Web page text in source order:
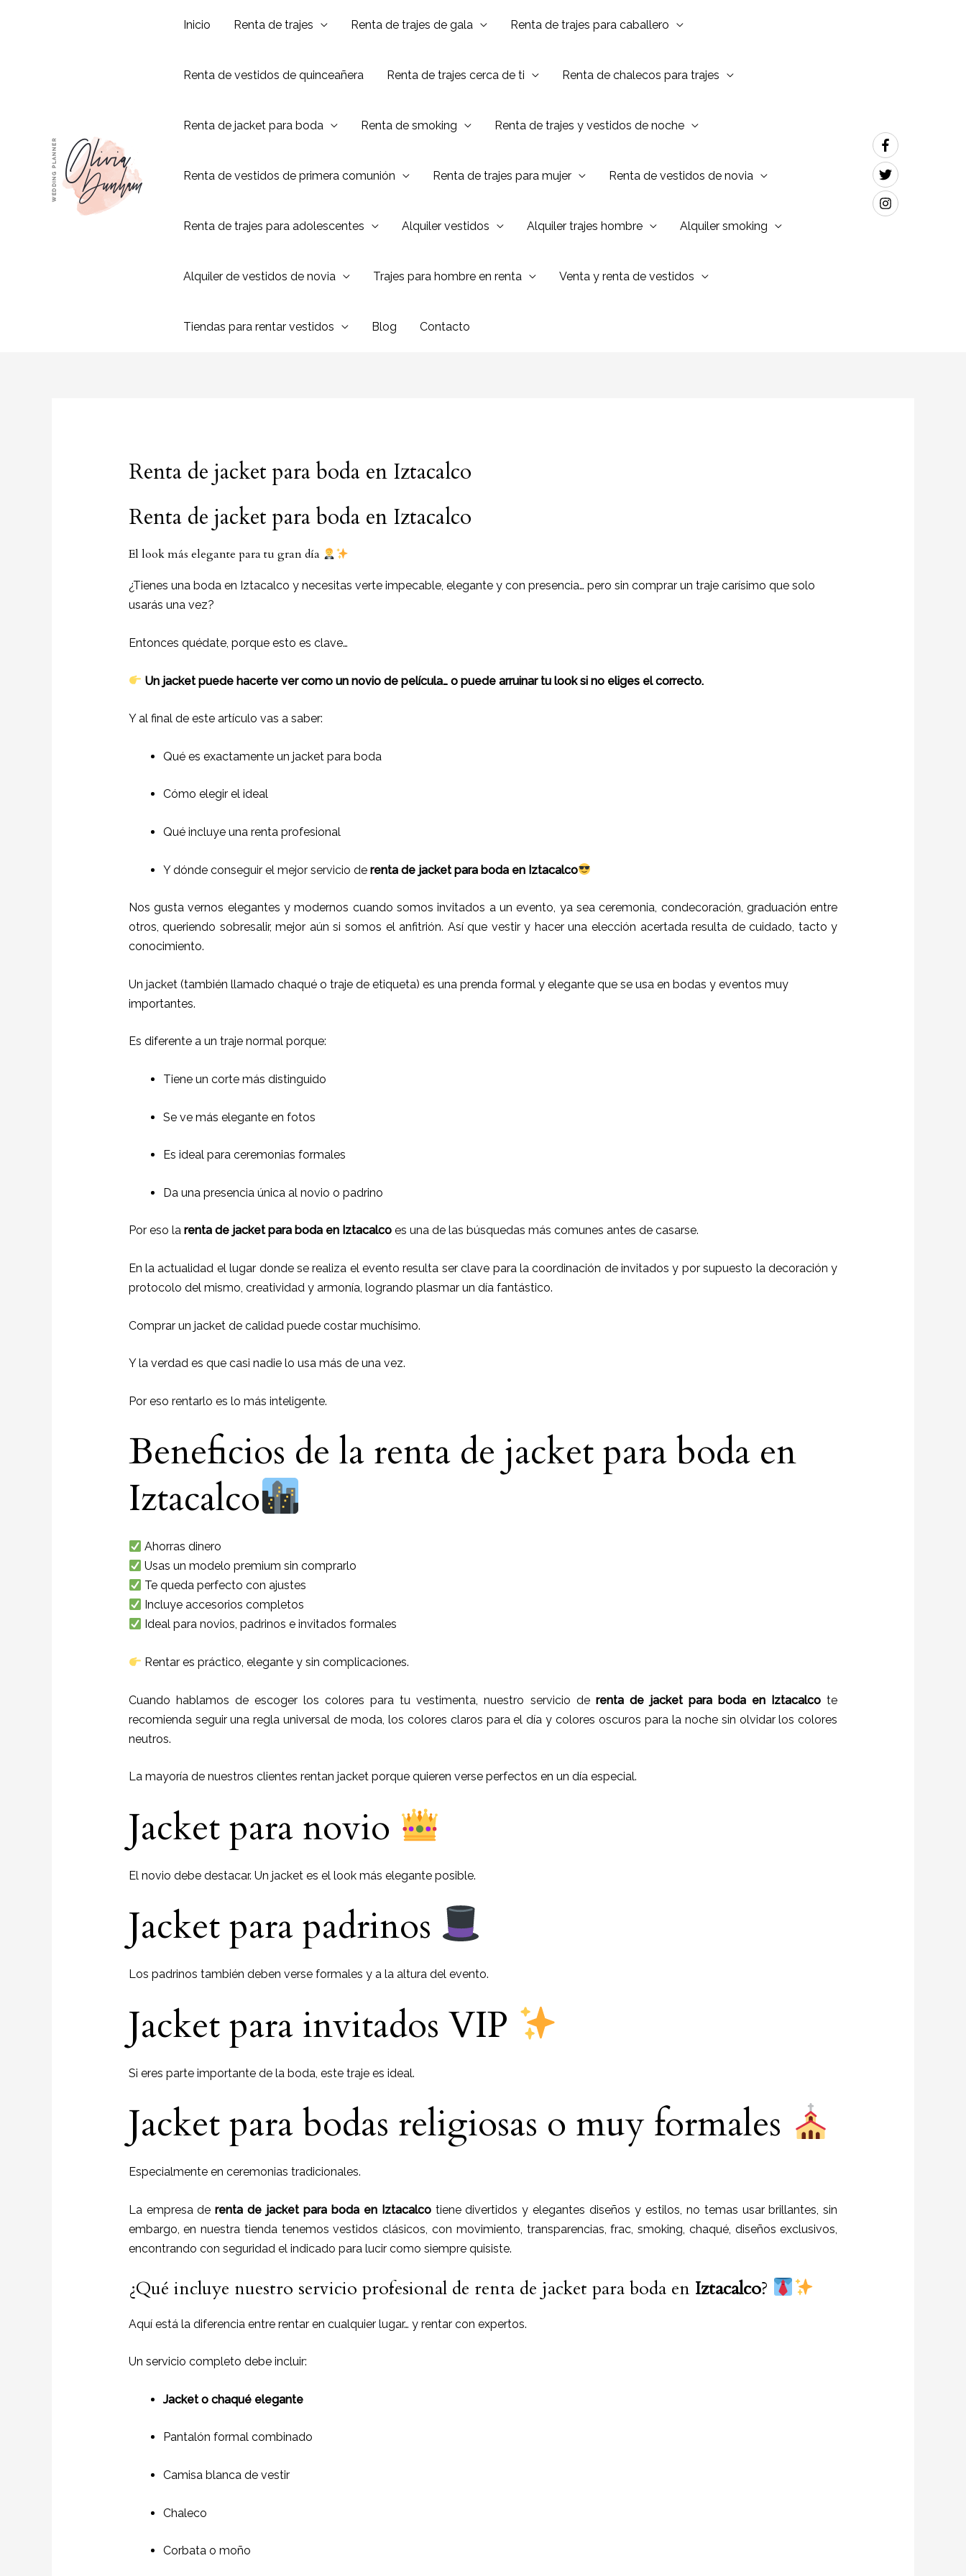
Inicio Renta de trajes Renta de trajes de gala Renta de trajes para caballero
Renta de vestidos de quinceañera Renta de trajes cerca de ti Renta de chalecos para trajes
Renta de jacket para boda Renta de smoking Renta de trajes y vestidos de noche
Renta de vestidos de primera comunión Renta de trajes para mujer Renta de vestidos de novia
Renta de trajes para adolescentes Alquiler vestidos Alquiler trajes hombre Alquiler smoking
Alquiler de vestidos de novia Trajes para hombre en renta Venta y renta de vestidos
Tiendas para rentar vestidos Blog Contacto
Renta de jacket para boda en Iztacalco
Renta de jacket para boda en Iztacalco
El look más elegante para tu gran día
¿Tienes una boda en Iztacalco y necesitas verte impecable, elegante y con presencia… pero sin comprar un traje carísimo que solo
usarás una vez?
Entonces quédate, porque esto es clave…
Un jacket puede hacerte ver como un novio de película… o puede arruinar tu look si no eliges el correcto.
Y al final de este artículo vas a saber:
Qué es exactamente un jacket para boda
Cómo elegir el ideal
Qué incluye una renta profesional
Y dónde conseguir el mejor servicio de renta de jacket para boda en Iztacalco
Nos gusta vernos elegantes y modernos cuando somos invitados a un evento, ya sea ceremonia, condecoración, graduación entre
otros, queriendo sobresalir, mejor aún si somos el anfitrión. Así que vestir y hacer una elección acertada resulta de cuidado, tacto y
conocimiento.
Un jacket (también llamado chaqué o traje de etiqueta) es una prenda formal y elegante que se usa en bodas y eventos muy
importantes.
Es diferente a un traje normal porque:
Tiene un corte más distinguido
Se ve más elegante en fotos
Es ideal para ceremonias formales
Da una presencia única al novio o padrino
Por eso la renta de jacket para boda en Iztacalco es una de las búsquedas más comunes antes de casarse.
En la actualidad el lugar donde se realiza el evento resulta ser clave para la coordinación de invitados y por supuesto la decoración y
protocolo del mismo, creatividad y armonía, logrando plasmar un día fantástico.
Comprar un jacket de calidad puede costar muchísimo.
Y la verdad es que casi nadie lo usa más de una vez.
Por eso rentarlo es lo más inteligente.
Beneficios de la renta de jacket para boda en
Iztacalco
Ahorras dinero
Usas un modelo premium sin comprarlo
Te queda perfecto con ajustes
Incluye accesorios completos
Ideal para novios, padrinos e invitados formales
Rentar es práctico, elegante y sin complicaciones.
Cuando hablamos de escoger los colores para tu vestimenta, nuestro servicio de renta de jacket para boda en Iztacalcote
recomienda seguir una regla universal de moda, los colores claros para el día y colores oscuros para la noche sin olvidar los colores
neutros.
La mayoría de nuestros clientes rentan jacket porque quieren verse perfectos en un día especial.
Jacket para novio
El novio debe destacar. Un jacket es el look más elegante posible.
Jacket para padrinos
Los padrinos también deben verse formales y a la altura del evento.
Jacket para invitados VIP
Si eres parte importante de la boda, este traje es ideal.
Jacket para bodas religiosas o muy formales
Especialmente en ceremonias tradicionales.
La empresa derenta de jacket para boda en Iztacalco tiene divertidos y elegantes diseños y estilos, no temas usar brillantes, sin
embargo, en nuestra tienda tenemos vestidos clásicos, con movimiento, transparencias, frac, smoking, chaqué, diseños exclusivos,
encontrando con seguridad el indicado para lucir como siempre quisiste.
¿Qué incluye nuestro servicio profesional de renta de jacket para boda en Iztacalco?
Aquí está la diferencia entre rentar en cualquier lugar… y rentar con expertos.
Un servicio completo debe incluir:
Jacket o chaqué elegante
Pantalón formal combinado
Camisa blanca de vestir
Chaleco
Corbata o moño